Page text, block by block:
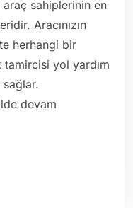
sahiplerinin en
Aracınızın
herhangi bir
tamircisi yol yardım
devam